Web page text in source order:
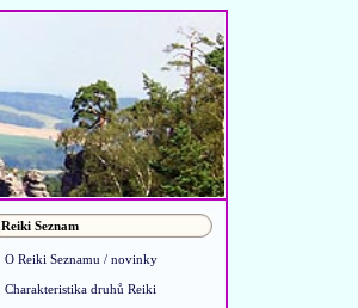
Reiki Seznam
O Reiki Seznamu / novinky
Charakteristika druhů Reiki